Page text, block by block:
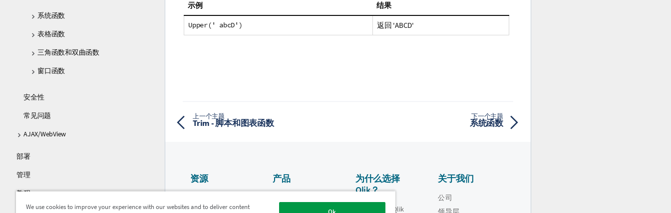
系统函数
表格函数
三角函数和双曲函数
窗口函数
安全性
常见问题
AJAX/WebView
部署
管理
教程
示例 结果
Upper(' abcD') 返回 'ABCD'
上一个主题
Trim - 脚本和图表函数
下一个主题
系统函数
资源 产品
为什么选择
Qlik？
为什么选择 Qlik
关于我们
公司
We use cookies to improve your experience with our websites and to deliver content